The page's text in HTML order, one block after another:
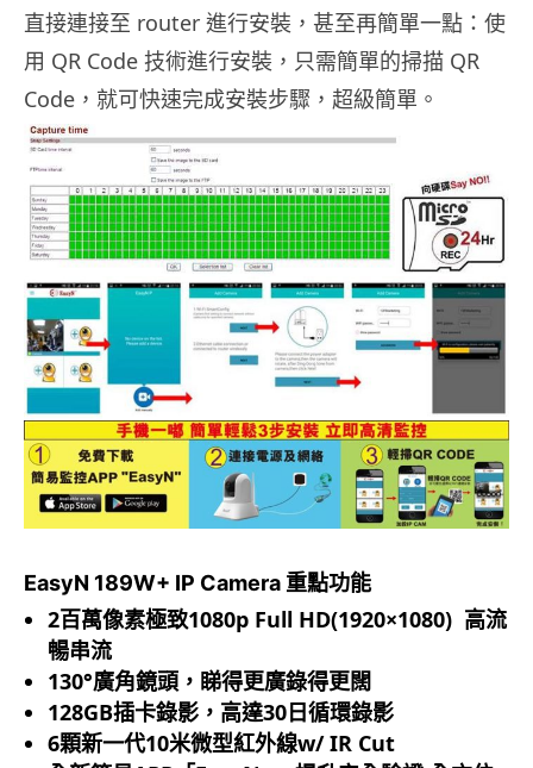
直接連接至 router 進行安裝，甚至再簡單一點：使
用 QR Code 技術進行安裝，只需簡單的掃描 QR
Code，就可快速完成安裝步驟，超級簡單。
EasyN 189W+ IP Camera 重點功能
2百萬像素極致1080p Full HD(1920×1080) 高流
暢串流
130°廣角鏡頭，睇得更廣錄得更闊
128GB插卡錄影，高達30日循環錄影
6顆新一代10米微型紅外線w/ IR Cut